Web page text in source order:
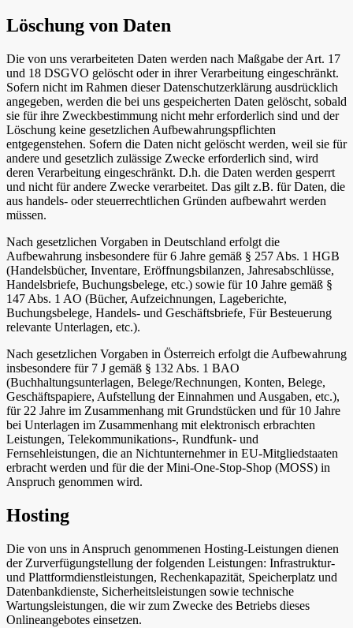
Löschung von Daten
Die von uns verarbeiteten Daten werden nach Maßgabe der Art. 17
und 18 DSGVO gelöscht oder in ihrer Verarbeitung eingeschränkt.
Sofern nicht im Rahmen dieser Datenschutzerklärung ausdrücklich
angegeben, werden die bei uns gespeicherten Daten gelöscht, sobald
sie für ihre Zweckbestimmung nicht mehr erforderlich sind und der
Löschung keine gesetzlichen Aufbewahrungspflichten
entgegenstehen. Sofern die Daten nicht gelöscht werden, weil sie für
andere und gesetzlich zulässige Zwecke erforderlich sind, wird
deren Verarbeitung eingeschränkt. D.h. die Daten werden gesperrt
und nicht für andere Zwecke verarbeitet. Das gilt z.B. für Daten, die
aus handels- oder steuerrechtlichen Gründen aufbewahrt werden
müssen.
Nach gesetzlichen Vorgaben in Deutschland erfolgt die
Aufbewahrung insbesondere für 6 Jahre gemäß § 257 Abs. 1 HGB
(Handelsbücher, Inventare, Eröffnungsbilanzen, Jahresabschlüsse,
Handelsbriefe, Buchungsbelege, etc.) sowie für 10 Jahre gemäß §
147 Abs. 1 AO (Bücher, Aufzeichnungen, Lageberichte,
Buchungsbelege, Handels- und Geschäftsbriefe, Für Besteuerung
relevante Unterlagen, etc.).
Nach gesetzlichen Vorgaben in Österreich erfolgt die Aufbewahrung
insbesondere für 7 J gemäß § 132 Abs. 1 BAO
(Buchhaltungsunterlagen, Belege/Rechnungen, Konten, Belege,
Geschäftspapiere, Aufstellung der Einnahmen und Ausgaben, etc.),
für 22 Jahre im Zusammenhang mit Grundstücken und für 10 Jahre
bei Unterlagen im Zusammenhang mit elektronisch erbrachten
Leistungen, Telekommunikations-, Rundfunk- und
Fernsehleistungen, die an Nichtunternehmer in EU-Mitgliedstaaten
erbracht werden und für die der Mini-One-Stop-Shop (MOSS) in
Anspruch genommen wird.
Hosting
Die von uns in Anspruch genommenen Hosting-Leistungen dienen
der Zurverfügungstellung der folgenden Leistungen: Infrastruktur-
und Plattformdienstleistungen, Rechenkapazität, Speicherplatz und
Datenbankdienste, Sicherheitsleistungen sowie technische
Wartungsleistungen, die wir zum Zwecke des Betriebs dieses
Onlineangebotes einsetzen.